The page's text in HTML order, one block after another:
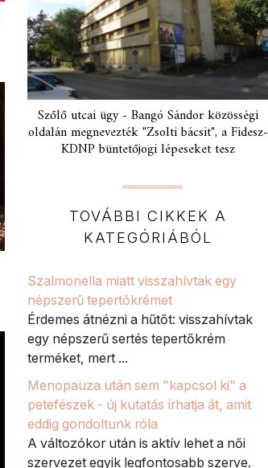
Szőlő utcai ügy - Bangó Sándor közösségi
oldalán megnevezték "Zsolti bácsit", a Fidesz-
KDNP büntetőjogi lépeseket tesz
TOVÁBBI CIKKEK A
KATEGÓRIÁBÓL
Szalmonella miatt visszahívtak egy
népszerű tepertőkrémet
Érdemes átnézni a hűtőt: visszahívtak
egy népszerű sertés tepertőkrém
terméket, mert ...
Menopauza után sem "kapcsol ki" a
petefészek - új kutatás írhatja át, amit
eddig gondoltunk róla
A változókor után is aktív lehet a női
szervezet egyik legfontosabb szerve.